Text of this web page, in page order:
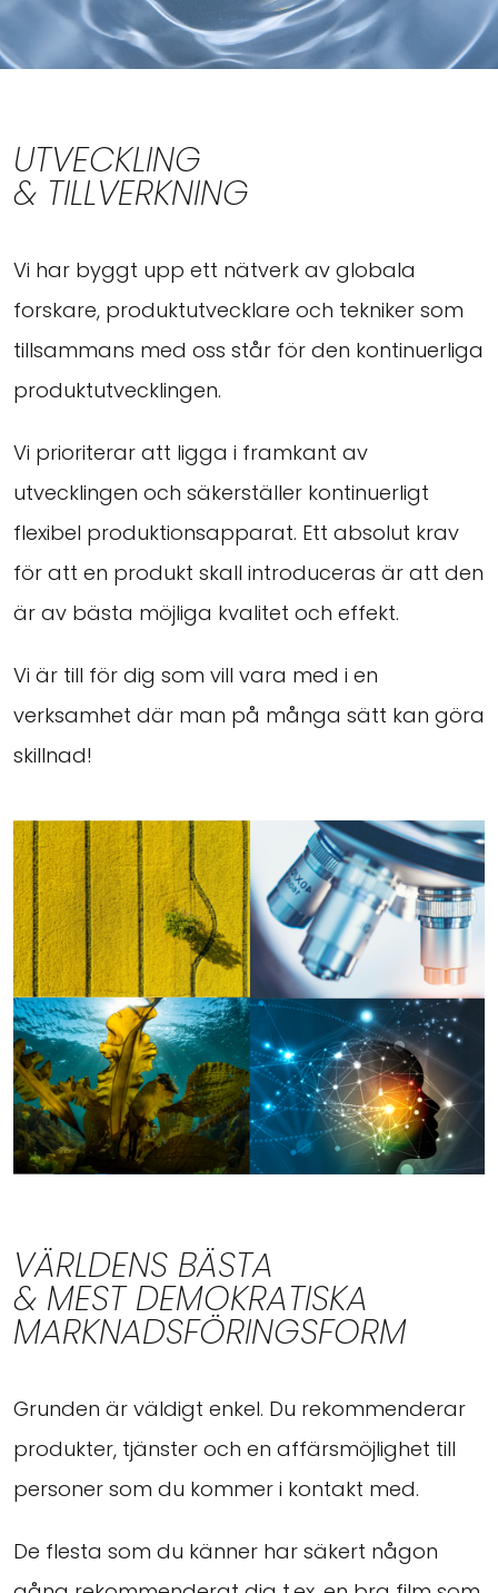
UTVECKLING
& TILLVERKNING
Vi har byggt upp ett nätverk av globala
forskare, produktutvecklare och tekniker som
tillsammans med oss står för den kontinuerliga
produktutvecklingen.
Vi prioriterar att ligga i framkant av
utvecklingen och säkerställer kontinuerligt
flexibel produktionsapparat. Ett absolut krav
för att en produkt skall introduceras är att den
är av bästa möjliga kvalitet och effekt.
Vi är till för dig som vill vara med i en
verksamhet där man på många sätt kan göra
skillnad!
VÄRLDENS BÄSTA
& MEST DEMOKRATISKA
MARKNADSFÖRINGSFORM
Grunden är väldigt enkel. Du rekommenderar
produkter, tjänster och en affärsmöjlighet till
personer som du kommer i kontakt med.
De flesta som du känner har säkert någon